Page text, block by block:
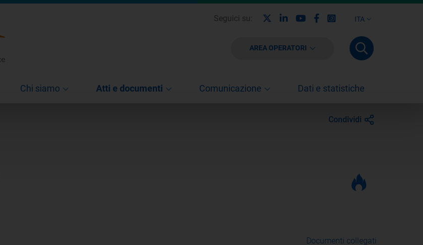
ITA
Seguici su: LinkedinYoutubeFacebook
Instagram
AREA OPERATORI
Chi siamo Atti e documenti Comunicazione Dati e statistiche
Condividi
Documenti collegati